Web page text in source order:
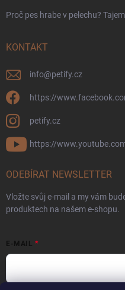
Proč pes hrabe v pelechu?
KONTAKT
info@petify.cz
https://
petify.cz
https://
ODEBÍRAT NEWSLETTER
Vložte svůj e-mail a my vám
produktech na našem e-shopu.
E-MAIL